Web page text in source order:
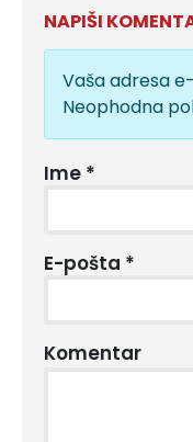
NAPIŠI
Vaša adresa
Neophodna
Ime *
E-pošta *
Komentar